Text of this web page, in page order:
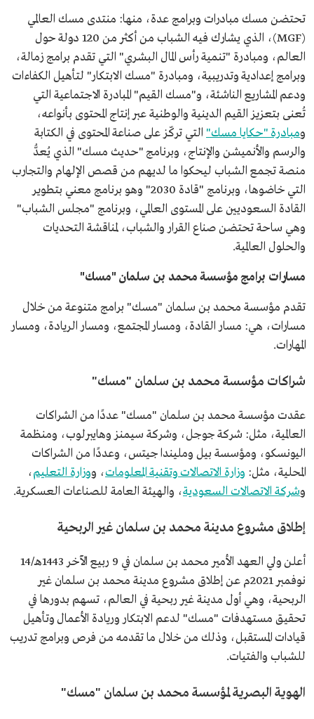
تحتضن مسك مبادرات وبرامج عدة، منها: منتدى مسك العالمي
(MGF)، الذي يشارك فيه الشباب من أكثر من 120 دولة حول
العالم، ومبادرة "تنمية رأس المال البشري" التي تقدم برامج زمالة،
وبرامج إعدادية وتدريبية، ومبادرة "مسك الابتكار" لتأهيل الكفاءات
ودعم المشاريع الناشئة، و"مسك القيم" المبادرة الاجتماعية التي
تُعنى بتعزيز القيم الدينية والوطنية عبر إنتاج المحتوى بأنواعه،
ومبادرة "حكايا مسك" التي تركّز على صناعة المحتوى في الكتابة
والرسم والأنميشن والإنتاج، وبرنامج "حديث مسك" الذي يُعدُّ
منصة تجمع الشباب ليحكوا ما لديهم من قصص الإلهام والتجارب
التي خاضوها، وبرنامج "قادة 2030" وهو برنامج معني بتطوير
القادة السعوديين على المستوى العالمي، وبرنامج "مجلس الشباب"
وهي ساحة تحتضن صناع القرار والشباب، لمناقشة التحديات
والحلول العالمية.
مسارات برامج مؤسسة محمد بن سلمان "مسك"
تقدم مؤسسة محمد بن سلمان "مسك" برامج متنوعة من خلال
مسارات، هي: مسار القادة، ومسار المجتمع، ومسار الريادة، ومسار
المهارات.
شراكات مؤسسة محمد بن سلمان "مسك"
عقدت مؤسسة محمد بن سلمان "مسك" عددًا من الشراكات
العالمية، مثل: شركة جوجل، وشركة سيمنز وهايبرلوب، ومنظمة
اليونسكو، ومؤسسة بيل ومليندا جيتس، وعددًا من الشراكات
المحلية، مثل: وزارة الاتصالات وتقنية المعلومات، ووزارة التعليم،
وشركة الاتصالات السعودية، والهيئة العامة للصناعات العسكرية.
إطلاق مشروع مدينة محمد بن سلمان غير الربحية
أعلن ولي العهد الأمير محمد بن سلمان في 9 ربيع الآخر 1443هـ/14
نوفمبر 2021م عن إطلاق مشروع مدينة محمد بن سلمان غير
الربحية، وهي أول مدينة غير ربحية في العالم، تسهم بدورها في
تحقيق مستهدفات "مسك" لدعم الابتكار وريادة الأعمال وتأهيل
قيادات المستقبل، وذلك من خلال ما تقدمه من فرص وبرامج تدريب
للشباب والفتيات.
الهوية البصرية لمؤسسة محمد بن سلمان "مسك"